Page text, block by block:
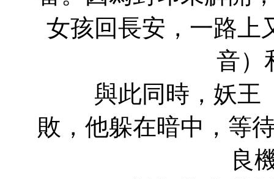
女孩回長安，一路上
音）
與此同時，妖王
敗，他躲在暗中，等